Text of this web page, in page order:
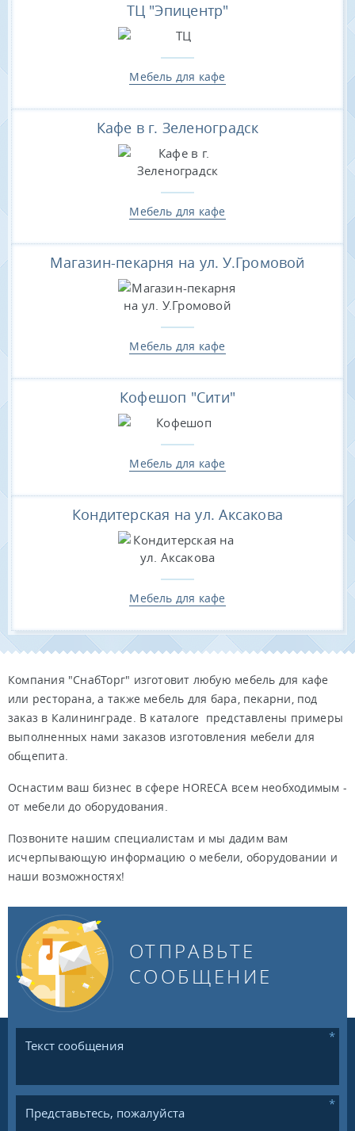
ТЦ "Эпицентр"
Мебель для кафе
Кафе в г. Зеленоградск
Мебель для кафе
Магазин-пекарня на ул. У.Громовой
Мебель для кафе
Кофешоп "Сити"
Мебель для кафе
Кондитерская на ул. Аксакова
Мебель для кафе
Компания "СнабТорг" изготовит любую мебель для кафе
или ресторана, а также мебель для бара, пекарни, под
заказ в Калининграде. В каталоге представлены примеры
выполненных нами заказов изготовления мебели для
общепита.
Оснастим ваш бизнес в сфере HORECA всем необходимым -
от мебели до оборудования.
Позвоните нашим специалистам и мы дадим вам
исчерпывающую информацию о мебели, оборудовании и
наши возможностях!
ОТПРАВЬТЕ
СООБЩЕНИЕ